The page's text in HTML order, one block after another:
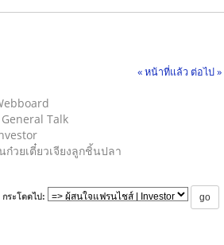
« หน้าที่แล้ว ต่อไป »
Talk
ก๋วยเตี๋ยวเจียงลูกชิ้นปลา
กระโดดไป: